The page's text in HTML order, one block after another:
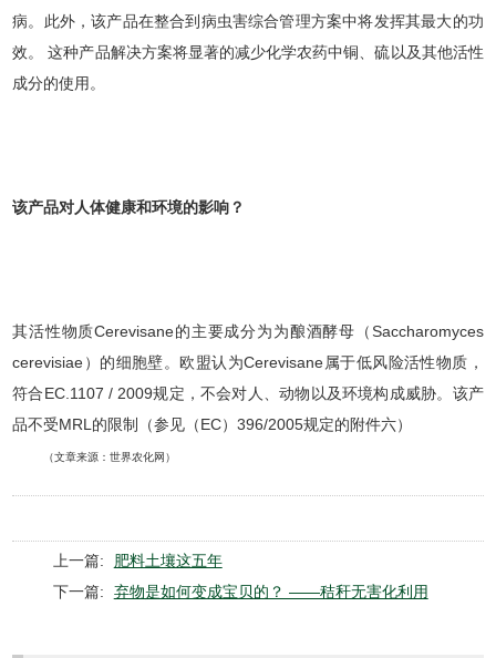
病。此外，该产品在整合到病虫害综合管理方案中将发挥其最大的功
效。 这种产品解决方案将显著的减少化学农药中铜、硫以及其他活性
成分的使用。
该产品对人体健康和环境的影响？
其活性物质Cerevisane的主要成分为为酿酒酵母（Saccharomyces
cerevisiae）的细胞壁。欧盟认为Cerevisane属于低风险活性物质，
符合EC.1107 / 2009规定，不会对人、动物以及环境构成威胁。该产
品不受MRL的限制（参见（EC）396/2005规定的附件六）
（文章来源：世界农化网）
上一篇:
肥料土壤这五年
下一篇:
弃物是如何变成宝贝的？ ——秸秆无害化利用